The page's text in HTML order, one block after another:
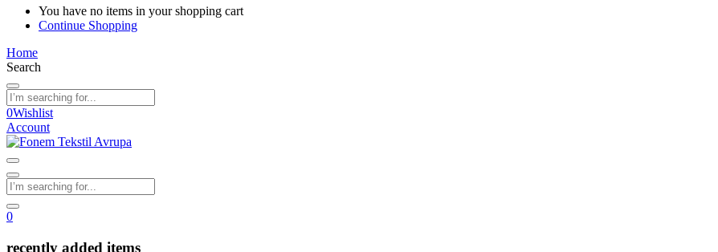
You have no items in your shopping cart
Continue Shopping
Home
Search
0Wishlist
Account
0
recently added items